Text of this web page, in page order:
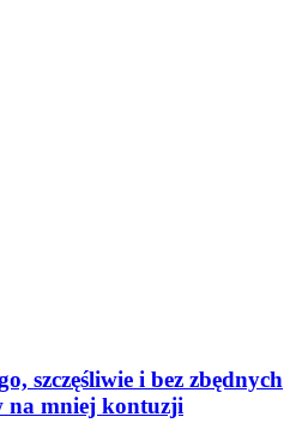
szczęśliwie i bez zbędnych
na mniej kontuzji